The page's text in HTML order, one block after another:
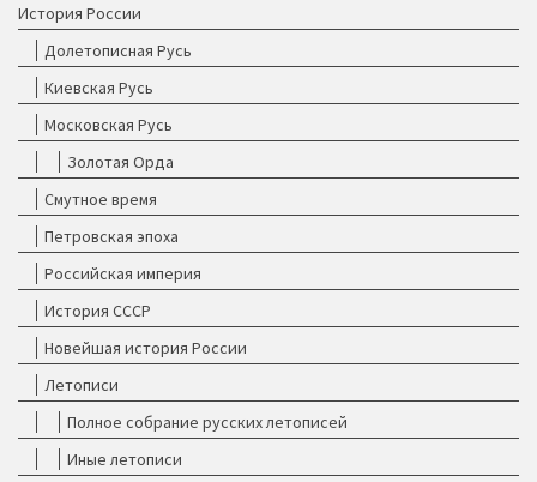
История России
Долетописная Русь
Киевская Русь
Московская Русь
Золотая Орда
Смутное время
Петровская эпоха
Российская империя
История СССР
Новейшая история России
Летописи
Полное собрание русских летописей
Иные летописи